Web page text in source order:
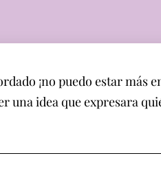
¡no puedo estar
una idea que expresara